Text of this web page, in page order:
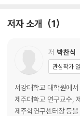
제7장 마포·서대문형무소
제4부 4·3과 한국전쟁
제9장 4·3과 한국전쟁, 제
제10장 4·3과 한국전쟁,
제5부 남·북한의 4·3 인식
제11장 남한의 4·3 인식
제12장 북한의 4·3 인식
저자 소개 1
저 박찬식
관심작가
서강대학교 대학원에
제주대학교 연구교수,
제주학연구센터장 등